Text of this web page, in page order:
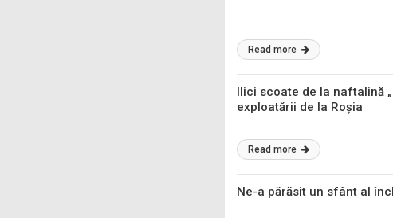
Read more
Ilici scoate de la naftalină
exploatării de la Roșia
Read more
Ne-a părăsit un sfânt al